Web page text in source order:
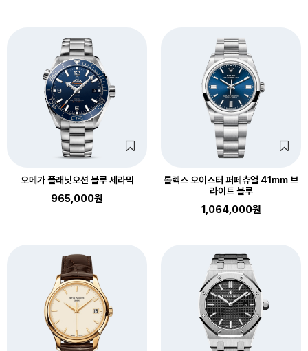
오메가 플래닛오션 블루 세라믹
965,000원
롤렉스 오이스터 퍼페츄얼 41mm 브
라이트 블루
1,064,000원